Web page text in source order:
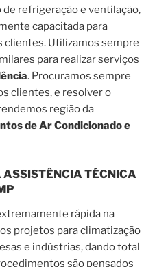
refrigeração e ventilação,
capacitada para
clientes. Utilizamos sempre
para realizar serviços
. Procuramos sempre
clientes, e resolver o
região da
de Ar Condicionado e
TÉCNICA
rápida na
projetos para climatização
e indústrias, dando total
são pensados